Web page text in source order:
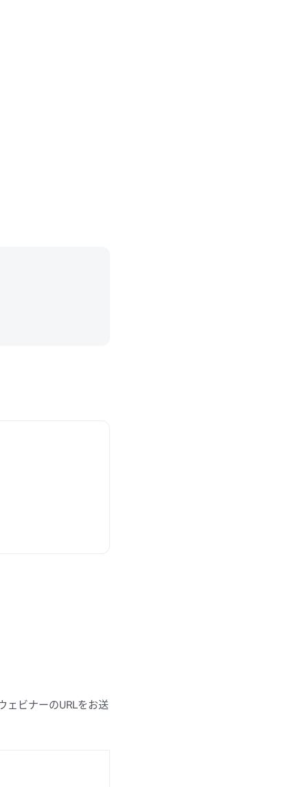
ェビナーのURLをお送